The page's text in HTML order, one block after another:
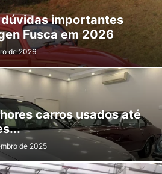
importantes
Fusca em 2026
de 2026
carros usados até
de 2025